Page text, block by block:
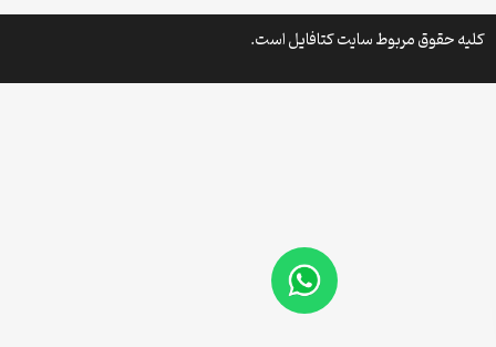
کلیه حقوق مربوط سایت کتافایل است.